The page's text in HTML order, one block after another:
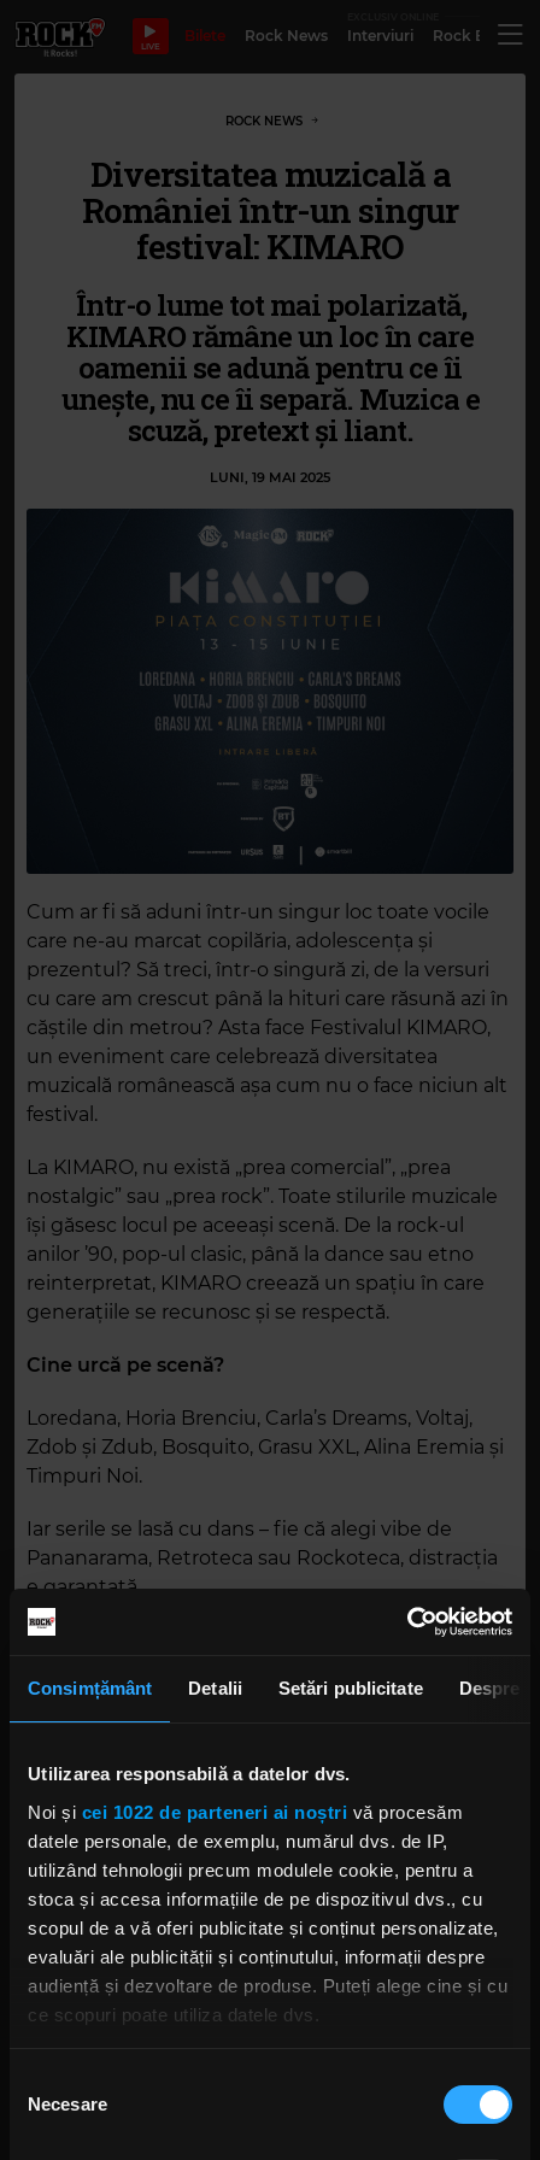
Consimțământ Detalii Setări publicitate Despre
Utilizarea responsabilă a datelor dvs.
Noi și cei 1022 de parteneri ai noștri vă procesăm
datele personale, de exemplu, numărul dvs. de IP,
utilizând tehnologii precum modulele cookie, pentru a
stoca și accesa informațiile de pe dispozitivul dvs., cu
scopul de a vă oferi publicitate și conținut personalizate,
evaluări ale publicității și conținutului, informații despre
audiență și dezvoltare de produse. Puteți alege cine și cu
ce scopuri poate utiliza datele dvs.
Să colectăm informațiile cu privire la locația dvs.
consimțământului
Necesare
LIVE
Bilete Rock News Interviuri Rock
ROCK NEWS
Diversitatea muzicală a
României într-un singur
festival: KIMARO
Într-o lume tot mai polarizată,
KIMARO rămâne un loc în care
oamenii se adună pentru ce îi
unește, nu ce îi separă. Muzica e
scuză, pretext și liant.
LUNI, 19 MAI 2025
Cum ar fi să aduni într-un singur loc toate vocile
care ne-au marcat copilăria, adolescența și
prezentul? Să treci, într-o singură zi, de la versuri
cu care am crescut până la hituri care răsună azi în
căștile din metrou? Asta face Festivalul KIMARO,
un eveniment care celebrează diversitatea
muzicală românească așa cum nu o face niciun alt
festival.
La KIMARO, nu există „prea comercial”, „prea
nostalgic” sau „prea rock”. Toate stilurile muzicale
își găsesc locul pe aceeași scenă. De la rock-ul
anilor ’90, pop-ul clasic, până la dance sau etno
reinterpretat, KIMARO creează un spațiu în care
generațiile se recunosc și se respectă.
Cine urcă pe scenă?
Loredana, Horia Brenciu, Carla’s Dreams, Voltaj,
Zdob și Zdub, Bosquito, Grasu XXL, Alina Eremia și
Timpuri Noi.
Iar serile se lasă cu dans – fie că alegi vibe de
Pananarama, Retroteca sau Rockoteca, distracția
e garantată.
Unde și când?
13-15 iunie, în Piața Constituției.
colegii și bucură-te de un weekend care dă
volumul la maximum și grijile pe silențios.
KIMARO: festivalul care aduce muzica românească
acolo unde îi e locul: pe scenă, la superlativ.
KIMARO KIMARO 2025